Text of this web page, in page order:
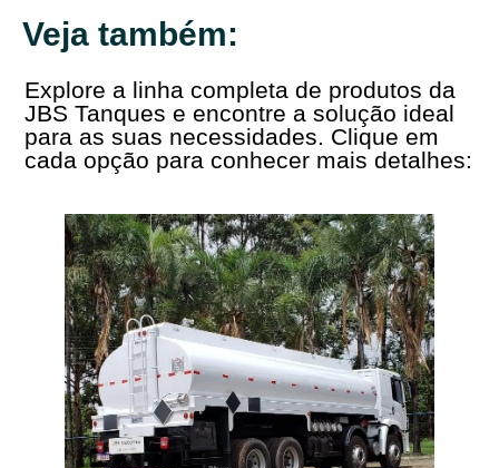
Veja também:
Explore a linha completa de produtos da
JBS Tanques e encontre a solução ideal
para as suas necessidades. Clique em
cada opção para conhecer mais detalhes: